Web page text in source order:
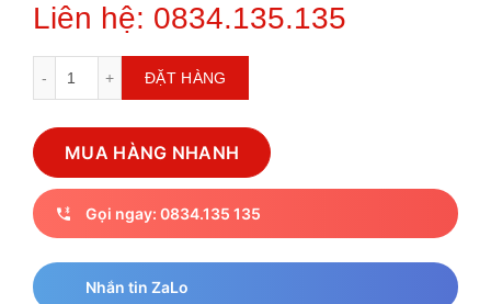
Liên hệ: 0834.135.135
Chặn cửa bán nguyệt số lượng
ĐẶT HÀNG
MUA HÀNG NHANH
Gọi ngay: 0834.135 135
Nhắn tin ZaLo